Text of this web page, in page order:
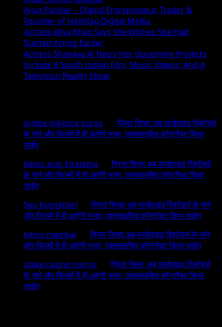
Arun Parihar – Digital Entrepreneur, Trader &
Founder of Hashtag Digital Media
Actress Aliya Khan Says She Wishes She Had
Started Acting Earlier
Actress Shanaya Al Haq’s Her Upcoming Projects
Include A South Indian Film, Music Videos, And A
Television Reality Show
online ingilizce kursu onप्रिया सिन्हा अब वर्ल्डवाइड रिकॉर्ड्स
के गाने और फिल्मों में ही आएंगी नजर, एक्सक्लूसिव कॉन्ट्रैक्ट किया
साईन
kıbrıs araç kiralama onप्रिया सिन्हा अब वर्ल्डवाइड रिकॉर्ड्स
के गाने और फिल्मों में ही आएंगी नजर, एक्सक्लूसिव कॉन्ट्रैक्ट किया
साईन
Seo hizmetleri onप्रिया सिन्हा अब वर्ल्डवाइड रिकॉर्ड्स के गाने
और फिल्मों में ही आएंगी नजर, एक्सक्लूसिव कॉन्ट्रैक्ट किया साईन
kıbrıs medikal onप्रिया सिन्हा अब वर्ल्डवाइड रिकॉर्ड्स के गाने
और फिल्मों में ही आएंगी नजर, एक्सक्लूसिव कॉन्ट्रैक्ट किया साईन
stake casino mirror onप्रिया सिन्हा अब वर्ल्डवाइड रिकॉर्ड्स
के गाने और फिल्मों में ही आएंगी नजर, एक्सक्लूसिव कॉन्ट्रैक्ट किया
साईन